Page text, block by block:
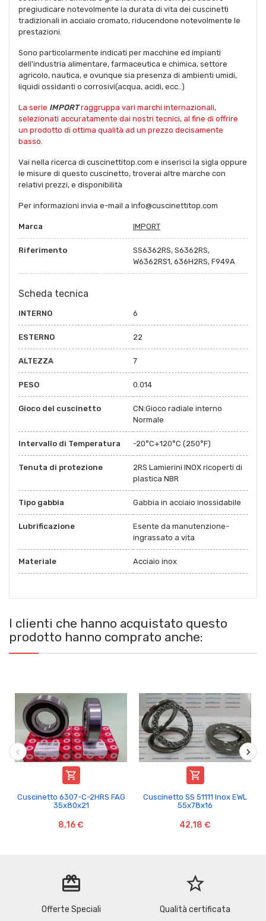
pregiudicare notevolmente la durata di vita dei cuscinetti
tradizionali in acciaio cromato, riducendone notevolmente le
prestazioni.
Sono particolarmente indicati per macchine ed impianti
dell'industria alimentare, farmaceutica e chimica, settore
agricolo, nautica, e ovunque sia presenza di ambienti umidi,
liquidi ossidanti o corrosivi(acqua, acidi, ecc..)
La serie IMPORTraggruppa vari marchi internazionali,
selezionati accuratamente dai nostri tecnici, al fine di offrire
un prodotto di ottima qualità ad un prezzo decisamente
basso.
Vai nella ricerca di cuscinettitop.com e inserisci la sigla oppure
le misure di questo cuscinetto, troverai altre marche con
relativi prezzi, e disponibilità
Per informazioni invia e-mail a info@cuscinettitop.com
Marca IMPORT
Riferimento
SS6362RS, S6362RS,
W6362RS1, 636H2RS, F949A
Scheda tecnica
INTERNO 6
ESTERNO 22
ALTEZZA 7
PESO 0.014
Gioco del cuscinetto
CN:Gioco radiale interno
Normale
Intervallo di Temperatura -20°C+120°C (250°F)
Tenuta di protezione
2RS Lamierini INOX ricoperti di
plastica NBR
Tipo gabbia Gabbia in acciaio inossidabile
Lubrificazione
Esente da manutenzione-
ingrassato a vita
Materiale Acciaio inox
I clienti che hanno acquistato questo
prodotto hanno comprato anche:

Cuscinetto 6307-C-2HRS FAG
35x80x21
8,16 €

Cuscinetto SS 51111 Inox EWL
55x78x16
42,18 €
redeem
Offerte Speciali
star_border
Qualità certificata